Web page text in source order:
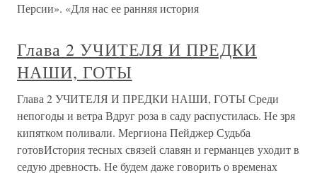
Персии». «Для нас ее ранняя история
Глава 2 УЧИТЕЛЯ И ПРЕДКИ
НАШИ, ГОТЫ
Глава 2 УЧИТЕЛЯ И ПРЕДКИ НАШИ, ГОТЫ Среди
непогоды и ветра Вдруг роза в саду распустилась. Не зря
кипятком поливали. Мергиона Пейджер Судьба
готовИстория тесных связей славян и германцев уходит в
седую древность. Не будем даже говорить о временах